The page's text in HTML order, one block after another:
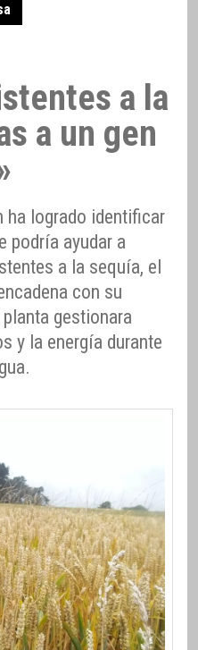
a la
a un gen
ha logrado identificar
podría ayudar a
a la sequía, el
con su
gestionara
y la energía durante